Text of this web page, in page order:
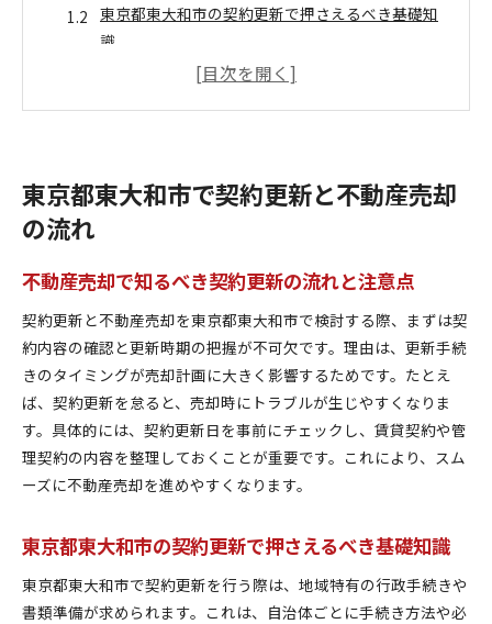
東京都東大和市の契約更新で押さえるべき基礎知
識
不動産売却を見据えた手続きの進め方を解説
不動産売却に役立つ契約更新の基礎知識
契約更新が不動産売却に与える影響を整理
不動産売却を有利に進める契約更新のヒント
契約更新時に押さえるべき行政サービス活用
東京都東大和市で安心の契約更新と売却方法
契約更新に迷ったら押さえたい東京都東大和市の注意
点
契約更新と不動産売却の注意点を徹底解説
不動産売却を進める際の契約更新の落とし穴
契約更新時に知りたい地域特有の確認事項
不動産売却と契約更新の安心ポイントまとめ
東京都東大和市で契約更新と不動産売却
の流れ
不動産売却で知るべき契約更新の流れと注意点
契約更新と不動産売却を東京都東大和市で検討する際、まずは契
約内容の確認と更新時期の把握が不可欠です。理由は、更新手続
きのタイミングが売却計画に大きく影響するためです。たとえ
ば、契約更新を怠ると、売却時にトラブルが生じやすくなりま
す。具体的には、契約更新日を事前にチェックし、賃貸契約や管
理契約の内容を整理しておくことが重要です。これにより、スム
ーズに不動産売却を進めやすくなります。
東京都東大和市の契約更新で押さえるべき基礎知識
東京都東大和市で契約更新を行う際は、地域特有の行政手続きや
書類準備が求められます。これは、自治体ごとに手続き方法や必